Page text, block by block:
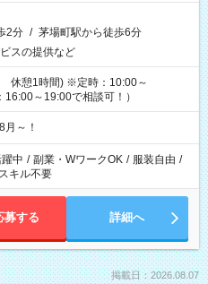
2分 / 茅場町駅から徒歩6分
スの提供など
休憩1時間) ※定時：10:00～
～19:00で相談可！）
～！
中 / 副業・WワークOK / 服装自由 /
キル不要
募する 詳細へ
掲載日：2026.08.07